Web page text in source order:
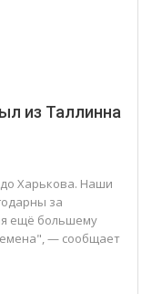
из Таллинна
Харькова. Наши
за
ещё большему
— сообщает